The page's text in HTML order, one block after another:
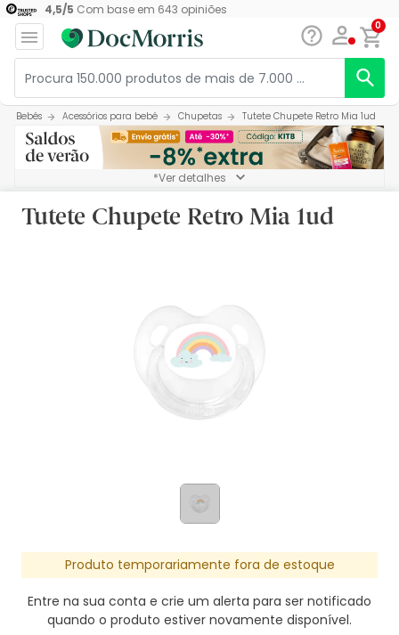
4,5/5 Com base em 643 opiniões
0
Bebés Acessórios para bebé Chupetas Tutete Chupete Retro Mia 1ud
*Ver detalhes
Tutete Chupete Retro Mia 1ud
Produto temporariamente fora de estoque
Entre na sua conta e crie um alerta para ser notificado
quando o produto estiver novamente disponível.